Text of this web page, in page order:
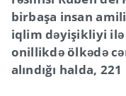
birbaşa insan
iqlim dəyişikliyi ilə
onillikdə ölkədə
alındığı halda,